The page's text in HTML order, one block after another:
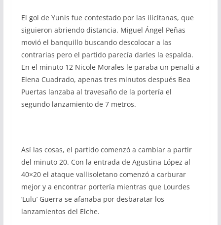
El gol de Yunis fue contestado por las ilicitanas, que
siguieron abriendo distancia. Miguel Ángel Peñas
movió el banquillo buscando descolocar a las
contrarias pero el partido parecía darles la espalda.
En el minuto 12 Nicole Morales le paraba un penalti a
Elena Cuadrado, apenas tres minutos después Bea
Puertas lanzaba al travesaño de la portería el
segundo lanzamiento de 7 metros.
Así las cosas, el partido comenzó a cambiar a partir
del minuto 20. Con la entrada de Agustina López al
40×20 el ataque vallisoletano comenzó a carburar
mejor y a encontrar portería mientras que Lourdes
‘Lulu’ Guerra se afanaba por desbaratar los
lanzamientos del Elche.